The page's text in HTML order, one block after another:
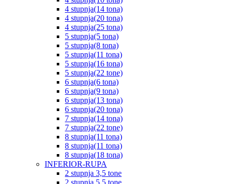
4 stupnja(14 tona)
4 stupnja(20 tona)
4 stupnja(25 tona)
5 stupnja(5 tona)
5 stupnja(8 tona)
5 stupnja(11 tona)
5 stupnja(16 tona)
5 stupnja(22 tone)
6 stupnja(6 tona)
6 stupnja(9 tona)
6 stupnja(13 tona)
6 stupnja(20 tona)
7 stupnja(14 tona)
7 stupnja(22 tone)
8 stupnja(11 tona)
8 stupnja(11 tona)
8 stupnja(18 tona)
INFERIOR-RUPA
2 stupnja 3,5 tone
2 stupnja 5,5 tone